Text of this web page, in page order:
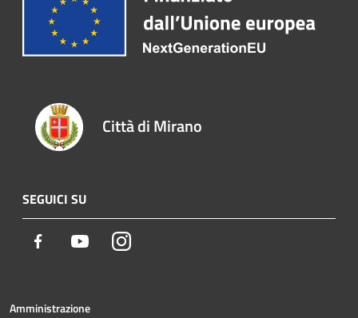
Città di Mirano
SEGUICI SU
Facebook YoutubeInstagram
Amministrazione